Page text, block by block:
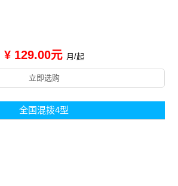
¥ 129.00元 月/起
立即选购
全国混拨4型